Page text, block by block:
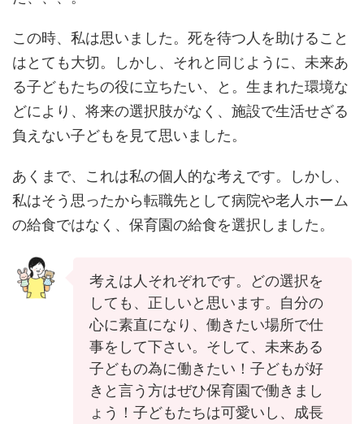
この時、私は思いました。死を待つ人を助けること
はとても大切。しかし、それと同じように、未来あ
る子どもたちの役に立ちたい、と。生まれた環境な
どにより、将来の選択肢がなく、施設で生活せざる
負えない子どもを見て思いました。
あくまで、これは私の個人的な考えです。しかし、
私はそう思ったから転職先として病院や老人ホーム
の給食ではなく、保育園の給食を選択しました。
考えは人それぞれです。どの選択を
しても、正しいと思います。自分の
心に素直になり、働きたい場所で仕
事をして下さい。そして、未来ある
子どもの為に働きたい！子どもが好
きと言う方はぜひ保育園で働きまし
ょう！子どもたちは可愛いし、成長